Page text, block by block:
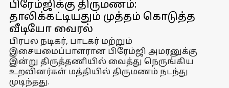
பிரேம்ஜிக்கு திருமணம்:
தாலிக்கட்டியதும் முத்தம் கொடுத்த
வீடியோ வைரல்
பிரபல நடிகர், பாடகர் மற்றும்
இசையமைப்பாளரான பிரேம்ஜி அமரனுக்கு
இன்று திருத்தணியில் வைத்து நெருங்கிய
உறவினர்கள் மத்தியில் திருமணம் நடந்து
முடிந்தது.